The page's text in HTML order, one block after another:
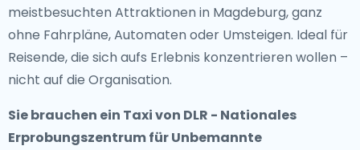
meistbesuchten Attraktionen in Magdeburg, ganz
ohne Fahrpläne, Automaten oder Umsteigen. Ideal für
Reisende, die sich aufs Erlebnis konzentrieren wollen –
nicht auf die Organisation.
Sie brauchen ein Taxi von DLR - Nationales
Erprobungszentrum für Unbemannte